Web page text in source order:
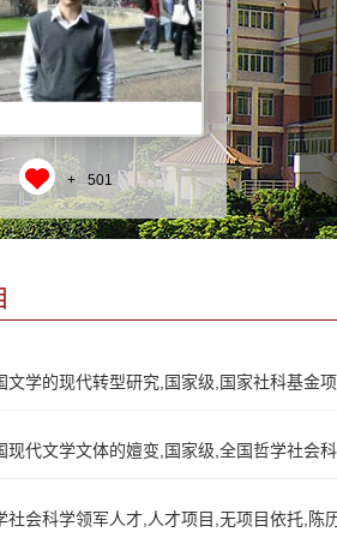
+ 501
文学的现代转型研究,国家级,国家社科基金
现代文学文体的嬗变,国家级,全国哲学社会
社会科学领军人才,人才项目,无项目依托,陈